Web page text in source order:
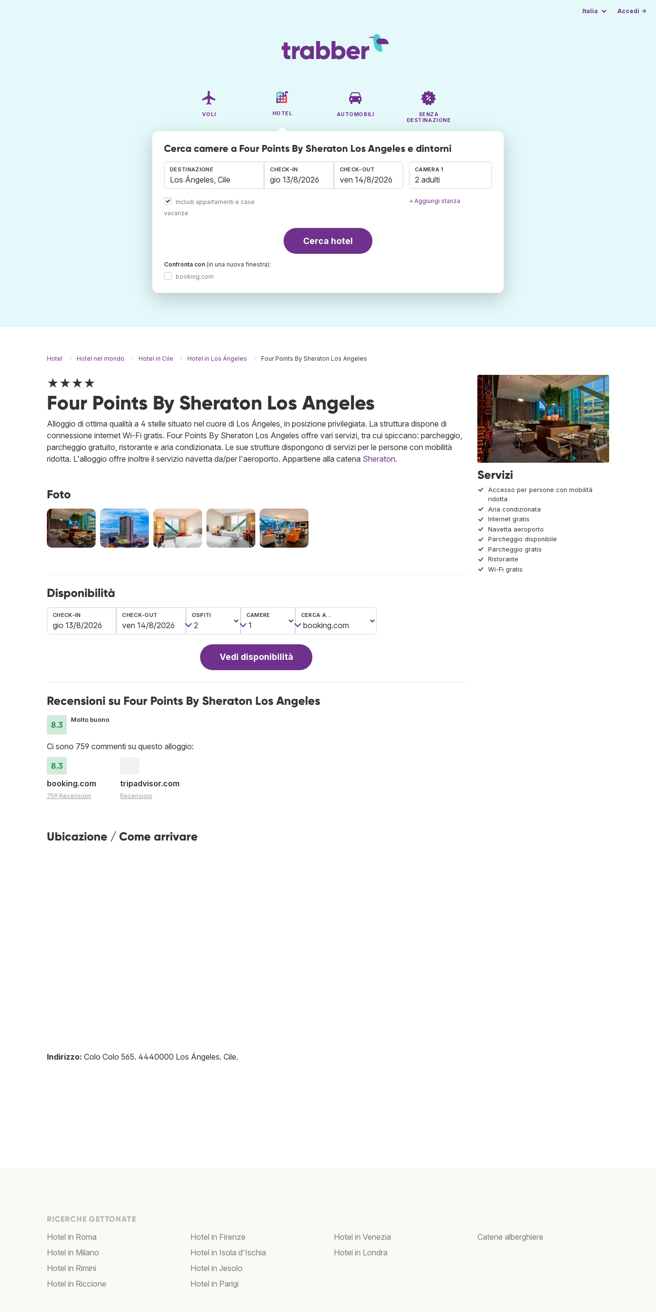
Italia Accedi →
VOLI HOTEL AUTOMOBILI
SENZA
DESTINAZIONE
Cerca camere a Four Points By Sheraton Los Angeles e dintorni
DESTINAZIONE
Includi appartamenti e case
vacanze
CHECK-IN CHECK-OUT CAMERA 1
2 adulti
+ Aggiungi stanza
Cerca hotel
Confronta con (in una nuova finestra):
booking.com
Hotel Hotel nel mondo Hotel in Cile Hotel in Los Ángeles Four Points By Sheraton Los Angeles
★★★★
Four Points By Sheraton Los Angeles
Alloggio di ottima qualità a 4 stelle situato nel cuore di Los Ángeles, in posizione privilegiata. La struttura dispone di
connessione internet Wi-Fi gratis. Four Points By Sheraton Los Angeles offre vari servizi, tra cui spiccano: parcheggio,
parcheggio gratuito, ristorante e aria condizionata. Le sue strutture dispongono di servizi per le persone con mobilità
ridotta. L'alloggio offre inoltre il servizio navetta da/per l'aeroporto. Appartiene alla catena Sheraton.
Foto
Disponibilità
CHECK-IN CHECK-OUT OSPITI CAMERE CERCA A…
Vedi disponibilità
Recensioni su Four Points By Sheraton Los Angeles
8.3
Molto buono
Ci sono 759 commenti su questo alloggio:
8.3
booking.com
759 Recensioni
tripadvisor.com
Recensioni
Ubicazione / Come arrivare
Indirizzo: Colo Colo 565. 4440000 Los Ángeles. Cile.
Servizi
Accesso per persone con mobilità
ridotta
Aria condizionata
Internet gratis
Navetta aeroporto
Parcheggio disponibile
Parcheggio gratis
Ristorante
Wi-Fi gratis
RICERCHE GETTONATE
Hotel in Roma
Hotel in Milano
Hotel in Rimini
Hotel in Riccione
Hotel in Firenze
Hotel in Isola d'Ischia
Hotel in Jesolo
Hotel in Parigi
Hotel in Venezia
Hotel in Londra
Catene alberghiere